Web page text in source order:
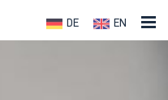
DE EN